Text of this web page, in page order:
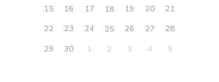
15
16 17 18 19 20
21
22
23 24 25 26 27
28
29
30 1 2 3 4 5